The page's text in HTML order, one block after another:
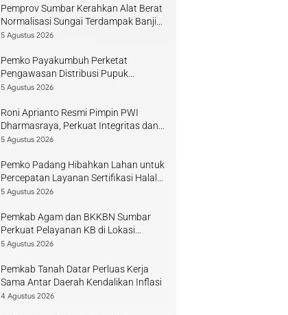
Pemprov Sumbar Kerahkan Alat Berat
Normalisasi Sungai Terdampak Banjir
Kuranji
5 Agustus 2026
Pemko Payakumbuh Perketat
Pengawasan Distribusi Pupuk
Bersubsidi bagi Petani Lokal
5 Agustus 2026
Roni Aprianto Resmi Pimpin PWI
Dharmasraya, Perkuat Integritas dan
Kompetensi Jurnalis
5 Agustus 2026
Pemko Padang Hibahkan Lahan untuk
Percepatan Layanan Sertifikasi Halal
di Sumbar
5 Agustus 2026
Pemkab Agam dan BKKBN Sumbar
Perkuat Pelayanan KB di Lokasi
Bencana
5 Agustus 2026
Pemkab Tanah Datar Perluas Kerja
Sama Antar Daerah Kendalikan Inflasi
4 Agustus 2026